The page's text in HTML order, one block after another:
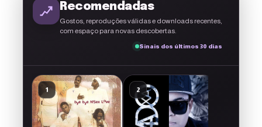
Recomendadas
Gostos, reproduções válidas e downloads recentes,
com espaço para novas descobertas.
Sinais dos últimos 30 dias
1 2